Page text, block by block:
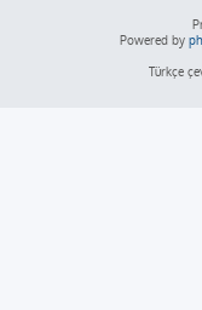
Powered by
Türkçe